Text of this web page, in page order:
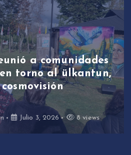
a comunidades
torno al ülkantun,
Julio 3, 2026 8 views